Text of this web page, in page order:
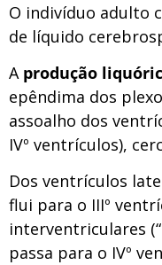
O indivíduo adulto
de líquido
A produção
epêndima dos
assoalho dos
IVº ventrículos),
Dos ventrículos
flui para o IIIº
interventriculares
passa para o IVº